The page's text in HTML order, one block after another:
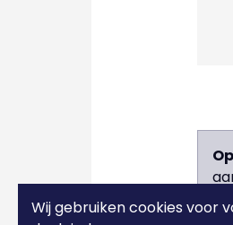
Wij gebruiken cookies voor